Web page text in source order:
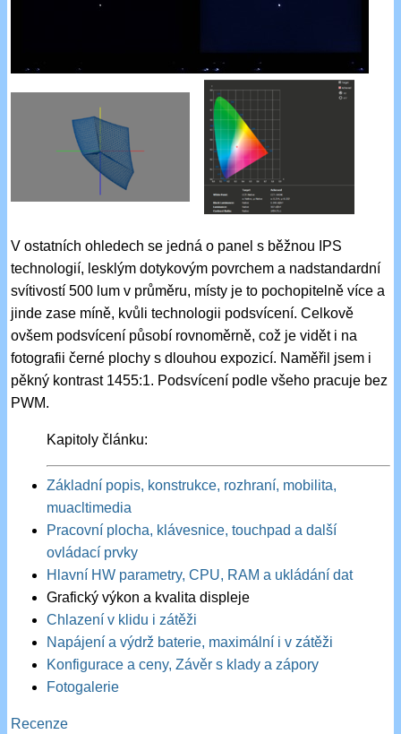
V ostatních ohledech se jedná o panel s běžnou IPS
technologií, lesklým dotykovým povrchem a nadstandardní
svítivostí 500 lum v průměru, místy je to pochopitelně více a
jinde zase míně, kvůli technologii podsvícení. Celkově
ovšem podsvícení působí rovnoměrně, což je vidět i na
fotografii černé plochy s dlouhou expozicí. Naměřil jsem i
pěkný kontrast 1455:1. Podsvícení podle všeho pracuje bez
PWM.
Kapitoly článku:
Základní popis, konstrukce, rozhraní, mobilita,
muacltimedia
Pracovní plocha, klávesnice, touchpad a další
ovládací prvky
Hlavní HW parametry, CPU, RAM a ukládání dat
Grafický výkon a kvalita displeje
Chlazení v klidu i zátěži
Napájení a výdrž baterie, maximální i v zátěži
Konfigurace a ceny, Závěr s klady a zápory
Fotogalerie
Recenze